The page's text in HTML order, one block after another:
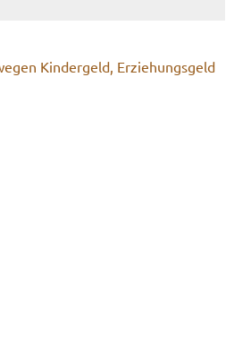
Kin­der­geld, Er­zie­hungs­geld